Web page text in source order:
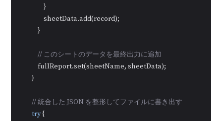
                }
                sheetData.add(record);
            }
// このシートのデータを最終出力に追加
            fullReport.set(sheetName, sheetData);
        }
// 統合した JSON を整形してファイルに書き出す
try {